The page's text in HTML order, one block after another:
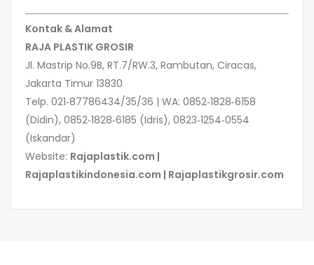
Kontak & Alamat
RAJA PLASTIK GROSIR
Jl. Mastrip No.9B, RT.7/RW.3, Rambutan, Ciracas,
Jakarta Timur 13830
Telp. 021‑87786434/35/36 | WA: 0852‑1828‑6158
(Didin), 0852‑1828‑6185 (Idris), 0823‑1254‑0554
(Iskandar)
Website: Rajaplastik.com |
Rajaplastikindonesia.com | Rajaplastikgrosir.com